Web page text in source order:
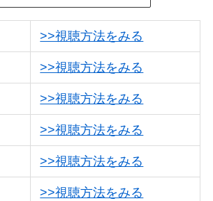
>>視聴方法をみる
>>視聴方法をみる
>>視聴方法をみる
>>視聴方法をみる
>>視聴方法をみる
>>視聴方法をみる